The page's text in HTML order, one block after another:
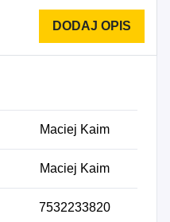
Maciej Kaim
Maciej Kaim
7532233820